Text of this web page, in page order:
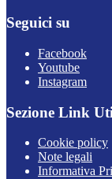
Seguici su
Facebook
Youtube
Instagram
Sezione Link
Cookie policy
Note legali
Informativa